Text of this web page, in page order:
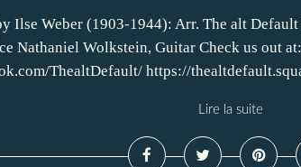
Ilse Weber (1903-1944): Arr. The alt Default
Nathaniel Wolkstein, Guitar Check us out
ThealtDefault/ https://
Lire la suite